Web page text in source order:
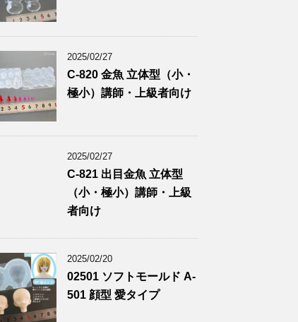
2025/02/27
C-820 金魚 立体型（小・
極小）講師・上級者向け
2025/02/27
C-821 出目金魚 立体型
（小・極小）講師・上級
者向け
2025/02/20
02501 ソフトモールド A-
501 顔型 愛タイプ